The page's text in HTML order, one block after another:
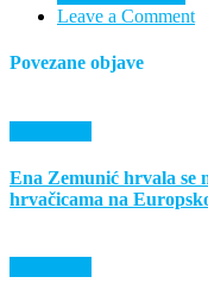
Leave a Comment
Povezane objave
Ena Zemunić hrvala se
hrvačicama na